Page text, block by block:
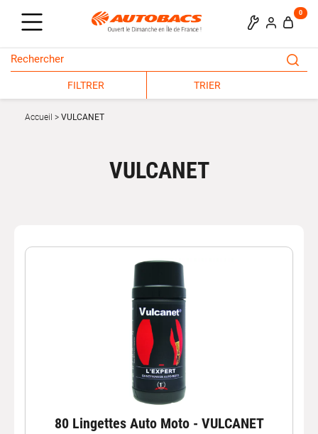
0
FILTRER TRIER
Accueil VULCANET
VULCANET
80 Lingettes Auto Moto - VULCANET